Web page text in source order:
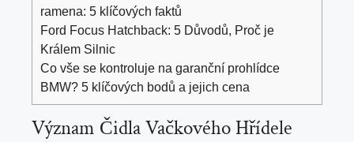
ramena: 5 klíčových faktů
Ford Focus Hatchback: 5 Důvodů, Proč je
Králem Silnic
Co vše se kontroluje na garanční prohlídce
BMW? 5 klíčových bodů a jejich cena
Význam Čidla Vačkového Hřídele